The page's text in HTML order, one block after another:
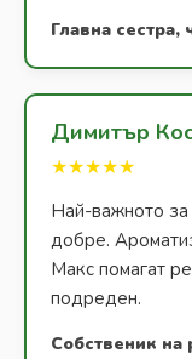
Главна
Димитър
★★★★★
Най-важното за
добре.
Макс помагат
подреден.
Собственик на